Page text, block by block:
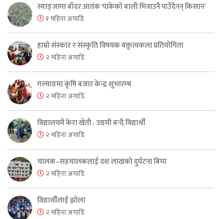
स्याङ्जामा बाँदर आतंक ‘पाकेको बाली भित्राउनै पाउँदैनन् किसान’
१ महिना अगाडि
हाम्रो संस्कार र संस्कृति विषयक वक्तृत्वकला प्रतियोगिता
२ महिना अगाडि
गल्याङमा कृषि बजार केन्द्र शुभारम्भ
२ महिना अगाडि
विद्यालयमै केरा खेती : उद्यमी बन्दै विद्यार्थी
२ महिना अगाडि
चालक–सहचालकलाई दश लाखको दुर्घटना बिमा
२ महिना अगाडि
विद्यार्थीलाई झोला
२ महिना अगाडि